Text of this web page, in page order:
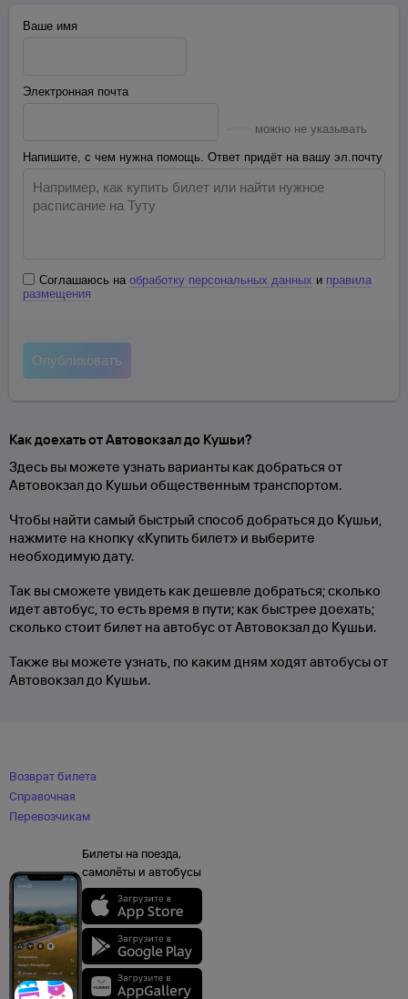
Ваше имя
Электронная почта
можно не указывать
Напишите, с чем нужна помощь. Ответ придёт на вашу эл.почту
Соглашаюсь на обработку персональных данных и правила
размещения
Как доехать от Автовокзал до Кушьи?
Здесь вы можете узнать варианты как добраться от
Автовокзал до Кушьи общественным транспортом.
Чтобы найти самый быстрый способ добраться до Кушьи,
нажмите на кнопку «Купить билет» и выберите
необходимую дату.
Так вы сможете увидеть как дешевле добраться; сколько
идет автобус, то есть время в пути; как быстрее доехать;
сколько стоит билет на автобус от Автовокзал до Кушьи.
Также вы можете узнать, по каким дням ходят автобусы от
Автовокзал до Кушьи.
Возврат билета
Справочная
Перевозчикам
Билеты на поезда,
самолёты и автобусы